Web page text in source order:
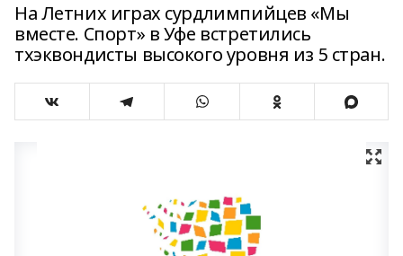
На Летних играх сурдлимпийцев «Мы
вместе. Спорт» в Уфе встретились
тхэквондисты высокого уровня из 5 стран.